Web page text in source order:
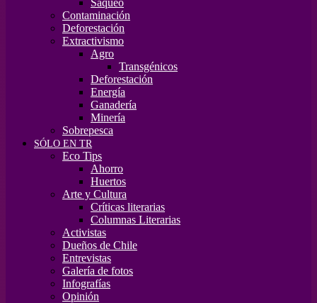
Saqueo
Contaminación
Deforestación
Extractivismo
Agro
Transgénicos
Deforestación
Energía
Ganadería
Minería
Sobrepesca
SÓLO EN TR
Eco Tips
Ahorro
Huertos
Arte y Cultura
Críticas literarias
Columnas Literarias
Activistas
Dueños de Chile
Entrevistas
Galería de fotos
Infografías
Opinión